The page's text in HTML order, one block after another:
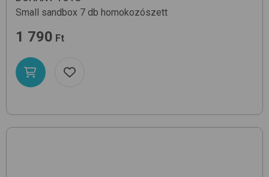
Small sandbox 7 db homokozószett
1 790 Ft